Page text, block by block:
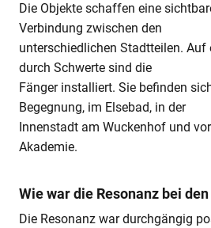
Die Objekte schaffen eine
Verbindung zwischen den
unterschiedlichen Stadtteilen. Auf
durch Schwerte sind die
Fänger installiert. Sie befinden
Begegnung, im Elsebad, in der
Innenstadt am Wuckenhof und
Akademie.
Wie war die Resonanz bei
Die Resonanz war durchgängig